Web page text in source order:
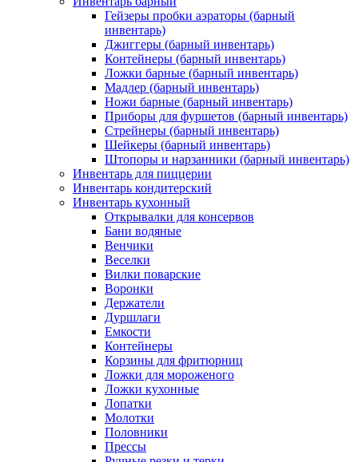
Гейзеры пробки аэраторы (барный
инвентарь)
Джиггеры (барный инвентарь)
Контейнеры (барный инвентарь)
Ложки барные (барный инвентарь)
Мадлер (барный инвентарь)
Ножи барные (барный инвентарь)
Приборы для фуршетов (барный инвентарь)
Стрейнеры (барный инвентарь)
Шейкеры (барный инвентарь)
Штопоры и нарзанники (барный инвентарь)
Инвентарь для пиццерии
Инвентарь кондитерский
Инвентарь кухонный
Открывалки для консервов
Бани водяные
Венчики
Веселки
Вилки поварские
Воронки
Держатели
Дуршлаги
Емкости
Контейнеры
Корзины для фритюрниц
Ложки для мороженого
Ложки кухонные
Лопатки
Молотки
Половники
Прессы